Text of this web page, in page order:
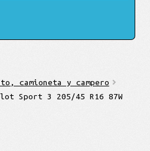
camioneta y campero
Sport 3 205/45 R16 87W